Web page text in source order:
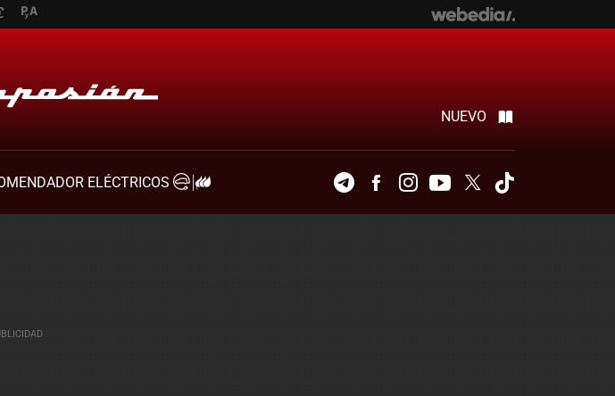
NUEVO
ELÉCTRICOS
TelegramFacebookInstagramYoutubeTwitter